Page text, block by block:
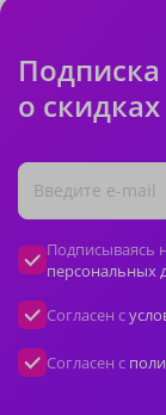
о
Подписываясь
персональных
Согласен с
Согласен с